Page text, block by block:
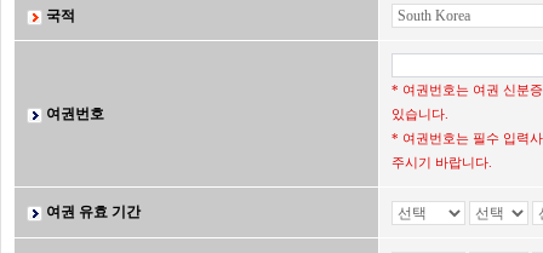
국적
여권번호
* 여권번호는 여권 신분
있습니다.
* 여권번호는 필수 입력
주시기 바랍니다.
여권 유효 기간